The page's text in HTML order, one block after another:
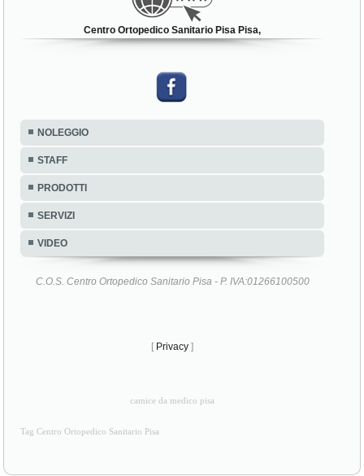
Centro Ortopedico Sanitario Pisa Pisa,
NOLEGGIO
STAFF
PRODOTTI
SERVIZI
VIDEO
C.O.S. Centro Ortopedico Sanitario Pisa - P. IVA:01266100500
[ Privacy ]
camice da medico pisa
Tag Centro Ortopedico Sanitario Pisa